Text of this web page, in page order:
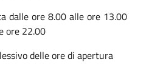
dalle ore 8.00 alle ore 13.00
ore 22.00
delle ore di apertura